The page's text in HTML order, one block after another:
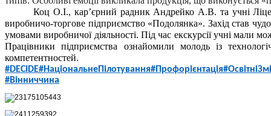
Коц О.І., кар’єрний радник Андрейко А.В. та учні
виробничо-торгове підприємство «Подолянка». Захід став
умовами виробничої діяльності. Під час екскурсії учні мали
Працівники підприємства ознайомили молодь із
компетентностей.
#DECIDE#НаціональнеПілотування#Профорієнтація
#Вінниччина